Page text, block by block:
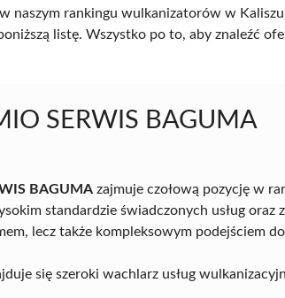
naszym rankingu wulkanizatorów w
listę. Wszystko po to, aby znaleźć
SERWIS BAGUMA
BAGUMA zajmuje czołową pozycję w
standardzie świadczonych usług
lecz także kompleksowym podejściem
się szeroki wachlarz usług